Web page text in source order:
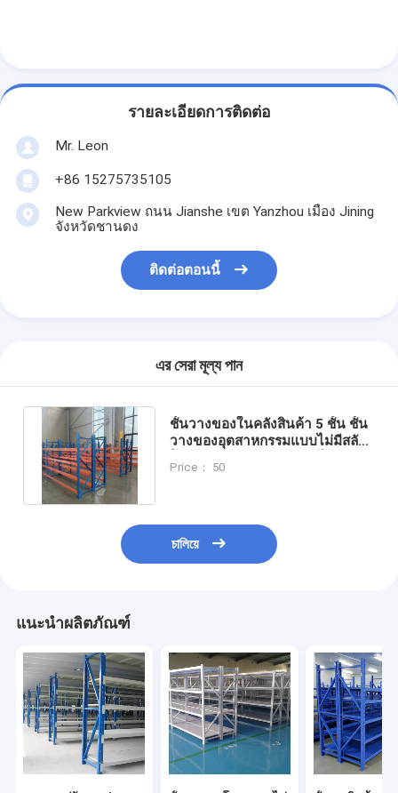
รายละเอียดการติดต่อ
Mr. Leon
+86 15275735105
New Parkview ถนน Jianshe เขต Yanzhou เมือง Jining
จังหวัดชานดง
ติดต่อตอนนี้
এর সেরা মূল্য পান
ชั้นวางของในคลังสินค้า 5 ชั้น ชั้น
วางของอุตสาหกรรมแบบไม่มีสลัก
Price： 50
চালিয়ে
แนะนำผลิตภัณฑ์